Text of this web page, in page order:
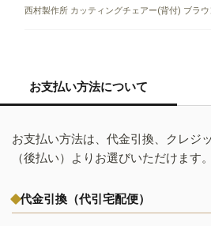
西村製作所 カッティングチェアー(背付) ブラウ
お支払い方法について
お支払い方法は、代金引換、クレジ
（後払い）よりお選びいただけます。
代金引換（代引宅配便）